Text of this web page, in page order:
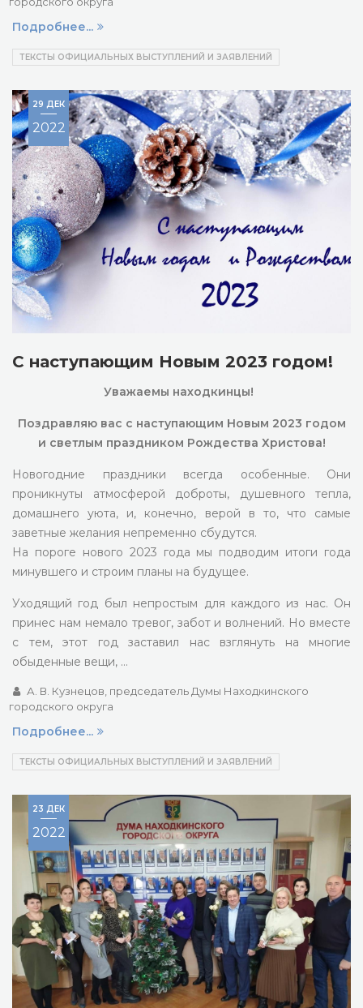
Подробнее...
ТЕКСТЫ ОФИЦИАЛЬНЫХ ВЫСТУПЛЕНИЙ И ЗАЯВЛЕНИЙ
С наступающим Новым 2023 годом!
Уважаемы находкинцы!
Поздравляю вас с наступающим Новым 2023 годом
и светлым праздником Рождества Христова!
Новогодние праздники всегда особенные. Они
проникнуты атмосферой доброты, душевного тепла,
домашнего уюта, и, конечно, верой в то, что самые
заветные желания непременно сбудутся.
На пороге нового 2023 года мы подводим итоги года
минувшего и строим планы на будущее.
Уходящий год был непростым для каждого из нас. Он
принес нам немало тревог, забот и волнений. Но вместе
с тем, этот год заставил нас взглянуть на многие
обыденные вещи, …
29 ДЕК
2022
А. В. Кузнецов, председатель Думы Находкинского
городского округа
Подробнее...
ТЕКСТЫ ОФИЦИАЛЬНЫХ ВЫСТУПЛЕНИЙ И ЗАЯВЛЕНИЙ
23 ДЕК
2022